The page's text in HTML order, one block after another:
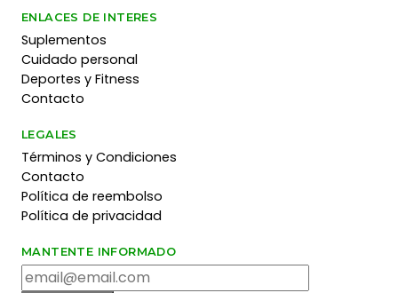
ENLACES DE INTERES
Suplementos
Cuidado personal
Deportes y Fitness
Contacto
LEGALES
Términos y Condiciones
Contacto
Política de reembolso
Política de privacidad
MANTENTE INFORMADO